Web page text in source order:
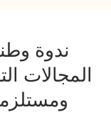
ندوة
المجالات